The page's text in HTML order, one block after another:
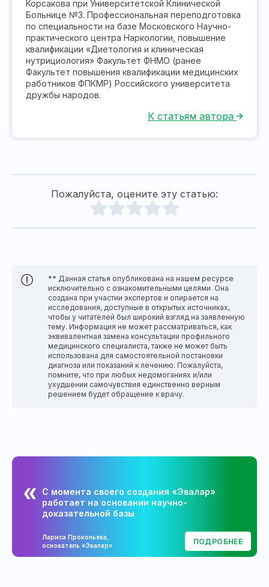
Корсакова при Университетской Клинической
Больнице №3. Профессиональная переподготовка
по специальности на базе Московского Научно-
практического центра Наркологии, повышение
квалификации «Диетология и клиническая
нутрициология» Факультет ФНМО (ранее
Факультет повышения квалификации медицинских
работников ФПКМР) Российского университета
дружбы народов.
К статьям автора
Пожалуйста, оцените эту статью:
** Данная статья опубликована на нашем ресурсе
исключительно с ознакомительными целями. Она
создана при участии экспертов и опирается на
исследования, доступные в открытых источниках,
чтобы у читателей был широкий взгляд на заявленную
тему. Информация не может рассматриваться, как
эквивалентная замена консультации профильного
медицинского специалиста, также не может быть
использована для самостоятельной постановки
диагноза или показаний к лечению. Пожалуйста,
помните, что при любых недомоганиях и/или
ухудшении самочувствия единственно верным
решением будет обращение к врачу.
С момента своего создания «Эвалар»
работает на основании научно-
доказательной базы
Лариса Прокопьева,
основатель «Эвалар»
ПОДРОБНЕЕ